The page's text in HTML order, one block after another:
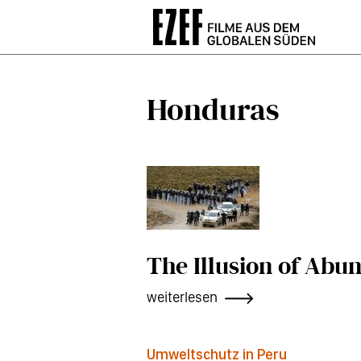
Honduras
The Illusion of
weiterlesen
Umweltschutz in Peru